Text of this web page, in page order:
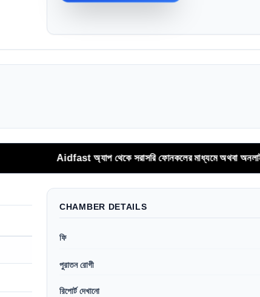
Aidfast অ্যাপ থেকে সরাসরি ফোনকলের মাধ্যমে অথবা অনলাইনে অগ্রিম
CHAMBER DETAILS
ফি
পুরাতন রোগী
রিপোর্ট দেখানো